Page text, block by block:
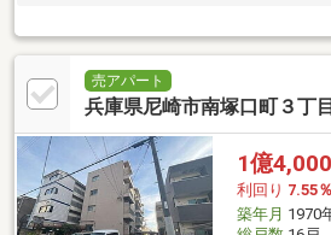
売アパート
兵庫県尼崎市南塚口町３丁
1億4,000
利回り 7.55％
築年月 1970